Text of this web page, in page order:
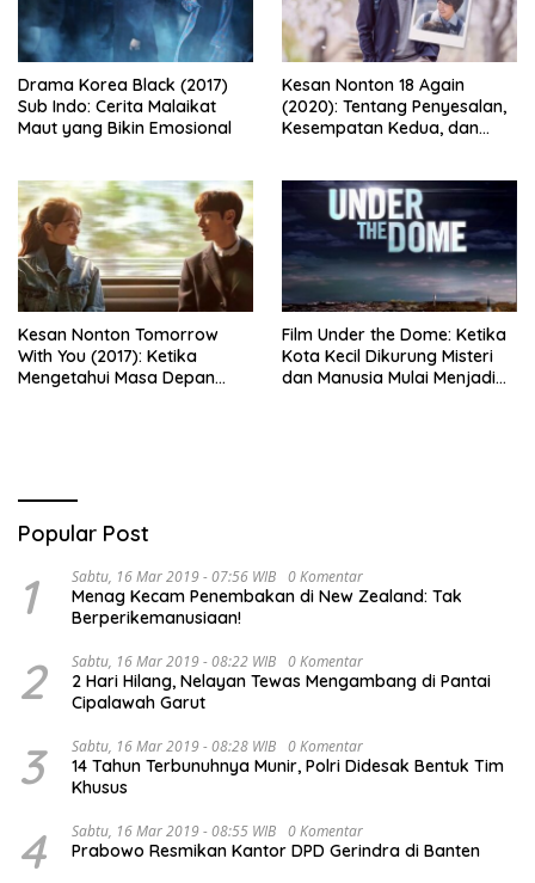
Drama Korea Black (2017)
Sub Indo: Cerita Malaikat
Maut yang Bikin Emosional
Kesan Nonton 18 Again
(2020): Tentang Penyesalan,
Kesempatan Kedua, dan
Kesan Nonton Tomorrow
With You (2017): Ketika
Mengetahui Masa Depan
Film Under the Dome: Ketika
Kota Kecil Dikurung Misteri
dan Manusia Mulai Menjadi
Popular Post
1 Sabtu, 16 Mar 2019 - 07:56 WIB 0 Komentar
Menag Kecam Penembakan di New Zealand: Tak
Berperikemanusiaan!
2 Sabtu, 16 Mar 2019 - 08:22 WIB 0 Komentar
2 Hari Hilang, Nelayan Tewas Mengambang di Pantai
Cipalawah Garut
3 Sabtu, 16 Mar 2019 - 08:28 WIB 0 Komentar
14 Tahun Terbunuhnya Munir, Polri Didesak Bentuk Tim
Khusus
4 Sabtu, 16 Mar 2019 - 08:55 WIB 0 Komentar
Prabowo Resmikan Kantor DPD Gerindra di Banten